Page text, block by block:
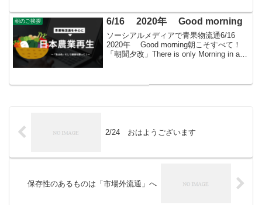
朝のご挨拶 6/16 2020年 Good morning
ソーシアルメディアで青果物流通6/16
2020年 Good morning朝こそすべて！
「朝聞夕改」There is only Morning in all
2/24 おはようございます
保存性のあるものは「市場外流通」へ